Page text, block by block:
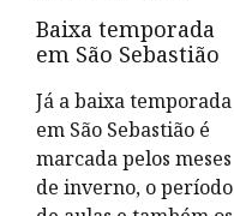
Baixa temporada
em São Sebastião
Já a baixa temporada
em São Sebastião é
marcada pelos meses
de inverno, o período